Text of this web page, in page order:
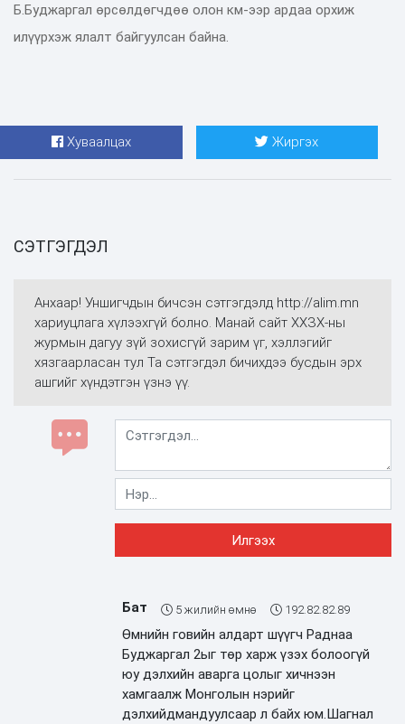
Б.Буджаргал өрсөлдөгчдөө олон км-ээр ардаа орхиж
илүүрхэж ялалт байгуулсан байна.
Хуваалцах Жиргэх
СЭТГЭГДЭЛ
Анхаар! Уншигчдын бичсэн сэтгэгдэлд http://alim.mn
хариуцлага хүлээхгүй болно. Манай сайт ХХЗХ-ны
журмын дагуу зүй зохисгүй зарим үг, хэллэгийг
хязгаарласан тул Та сэтгэгдэл бичихдээ бусдын эрх
ашгийг хүндэтгэн үзнэ үү.
Бат 5 жилийн өмнө 192.82.82.89
Өмнийн говийн алдарт шүүгч Раднаа
Буджаргал 2ыг төр харж үзэх болоогүй
юу дэлхийн аварга цолыг хичнээн
хамгаалж Монголын нэрийг
дэлхийдмандуулсаар л байх юм.Шагнал